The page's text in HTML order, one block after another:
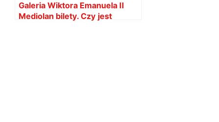
Galeria Wiktora Emanuela II
Mediolan bilety. Czy jest